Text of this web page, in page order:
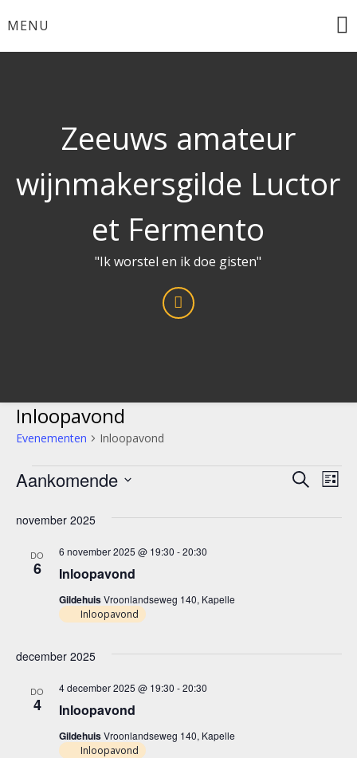
naar
MENU
Zeeuws amateur
wijnmakersgilde Luctor
et Fermento
"Ik worstel en ik doe gisten"
Inloopavond
Evenementen Inloopavond
Evenementen Zoeken
Lijst
Aankomende
een
november 2025
DO
6 Inloopavond
6 november 2025 @ 19:30 -20:30
GildehuisVroonlandseweg 140, Kapelle
Inloopavond
december 2025
DO
4 Inloopavond
4 december 2025 @ 19:30 -20:30
GildehuisVroonlandseweg 140, Kapelle
Inloopavond